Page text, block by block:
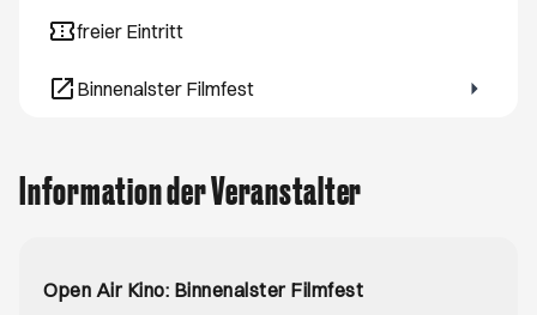
freier Eintritt
Binnenalster Filmfest
Öffnet ein neues Browser-Tab
Information der Veranstalter
Open Air Kino: Binnenalster Filmfest